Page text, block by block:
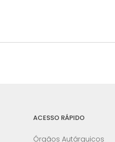
ACESSO RÁPIDO
Órgãos Autárquicos